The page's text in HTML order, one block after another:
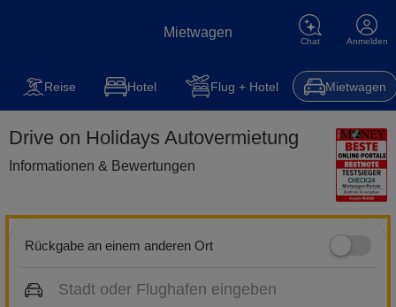
Mietwagen
Chat Anmelden
Reise Hotel Flug + Hotel Mietwagen
Drive on Holidays Autovermietung
Informationen & Bewertungen
Rückgabe an einem anderen Ort